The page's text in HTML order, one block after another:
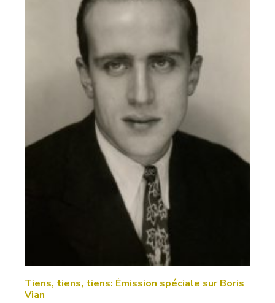
Tiens, tiens, tiens: Émission spéciale sur Boris
Vian